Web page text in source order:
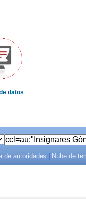
datos
de autoridades Nube de